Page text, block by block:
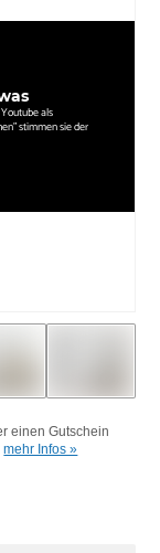
als
stimmen sie der
einen Gutschein
mehr Infos »